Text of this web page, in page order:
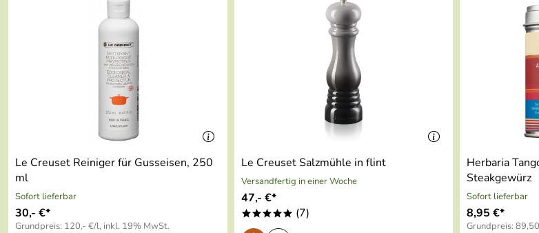
Leicht zu reinigen, spülmaschinengeeignet
Beidseitige Ausgüsse
Eisengriff und Gegengriff zum einfachen Tragen
extrem energiesparend
frostsicher und hitzebeständig bis 260 Grad Celsius
Lange Wärmespeicherung und gleichmäßige Wärmeverteilung
Strapazierfähige und säurebeständige Emaille
Hohe Hitzebeständigkeit und dadurch ideal zum scharfen Anbraten
Wenn Sie mehr darüber wissen wollen, wie Sie mit Ihrer Gusseisenpfanne oder Ihrem
Le Creuset Reiniger für Gusseisen, 250
ml
Sofort lieferbar
30,- €*
Grundpreis: 120,- €/l, inkl. 19% MwSt.
Le Creuset Salzmühle in flint
Versandfertig in einer Woche
47,- €*
***** (7)
Herbaria
Steakgewürz
Sofort lieferbar
8,95 €*
Grundpreis: